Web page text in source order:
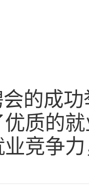
的成
质的
竞争